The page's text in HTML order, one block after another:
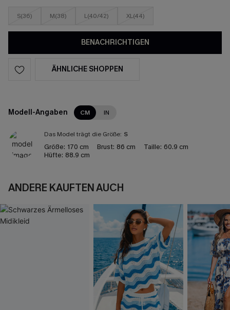
S(36) M(38) L(40/42) XL(44)
BENACHRICHTIGEN
ÄHNLICHE SHOPPEN
Modell-Angaben CM IN
Das Model trägt die Größe: S
Größe: 170 cm Brust: 86 cm Taille: 60.9 cm
Hüfte: 88.9 cm
ANDERE KAUFTEN AUCH